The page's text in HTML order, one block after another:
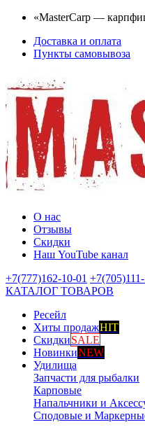
«MasterCarp —
Доставка и оплата
Пункты самовывоза
О нас
Отзывы
Скидки
Наш YouTube канал
+7(777)162-10-01
КАТАЛОГ ТОВАРОВ
Ресейл
Хиты продажHIT
СкидкиSALE
НовинкиNEW
Удилища
Запчасти для рыбалки
Карповые
Напальчники и
Сподовые и